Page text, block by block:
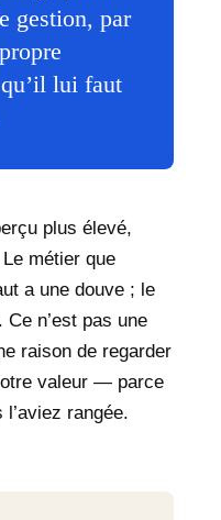
gestion, par
lui faut
plus élevé,
métier que
a une douve ; le
Ce n’est pas une
raison de regarder
valeur — parce
l’aviez rangée.